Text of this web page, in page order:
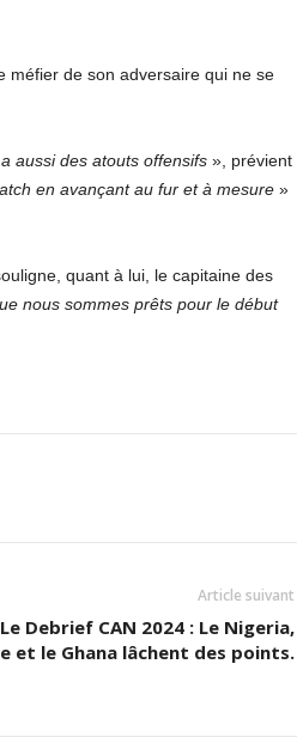
méfier de son adversaire qui ne se
aussi des atouts offensifs », prévient
en avançant au fur et à mesure »
quant à lui, le capitaine des
nous sommes prêts pour le début
Article suivant
Le Debrief CAN 2024 : Le Nigeria,
et le Ghana lâchent des points.